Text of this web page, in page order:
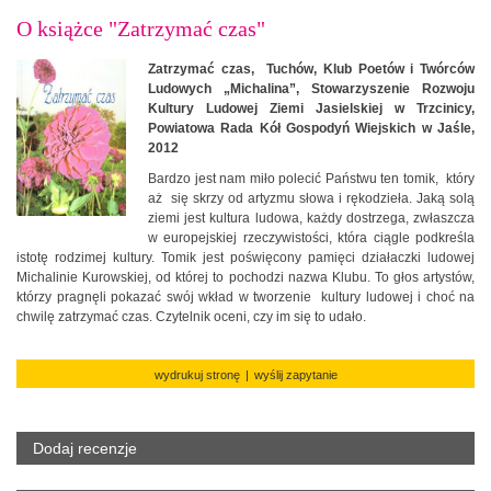
O książce "Zatrzymać czas"
Zatrzymać czas, Tuchów, Klub Poetów i Twórców
Ludowych „Michalina”, Stowarzyszenie Rozwoju
Kultury Ludowej Ziemi Jasielskiej w Trzcinicy,
Powiatowa Rada Kół Gospodyń Wiejskich w Jaśle,
2012
Bardzo jest nam miło polecić Państwu ten tomik, który
aż się skrzy od artyzmu słowa i rękodzieła. Jaką solą
ziemi jest kultura ludowa, każdy dostrzega, zwłaszcza
w europejskiej rzeczywistości, która ciągle podkreśla
istotę rodzimej kultury. Tomik jest poświęcony pamięci działaczki ludowej
Michalinie Kurowskiej, od której to pochodzi nazwa Klubu. To głos artystów,
którzy pragnęli pokazać swój wkład w tworzenie kultury ludowej i choć na
chwilę zatrzymać czas. Czytelnik oceni, czy im się to udało.
wydrukuj stronę | wyślij zapytanie
Dodaj recenzje